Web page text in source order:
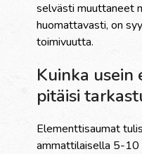
selvästi muuttaneet
huomattavasti, on
toimivuutta.
Kuinka
pitäisi
Elementtisaumat
ammattilaisella 5-10